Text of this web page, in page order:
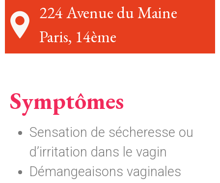
224 Avenue du Maine
Paris, 14ème
Symptômes
Sensation de sécheresse ou
d’irritation dans le vagin
Démangeaisons vaginales